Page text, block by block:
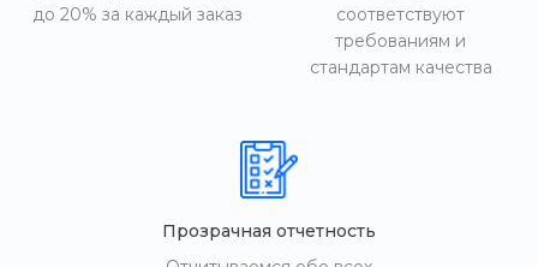
до 20% за каждый заказ
соответствуют
требованиям и
стандартам качества
Прозрачная отчетность